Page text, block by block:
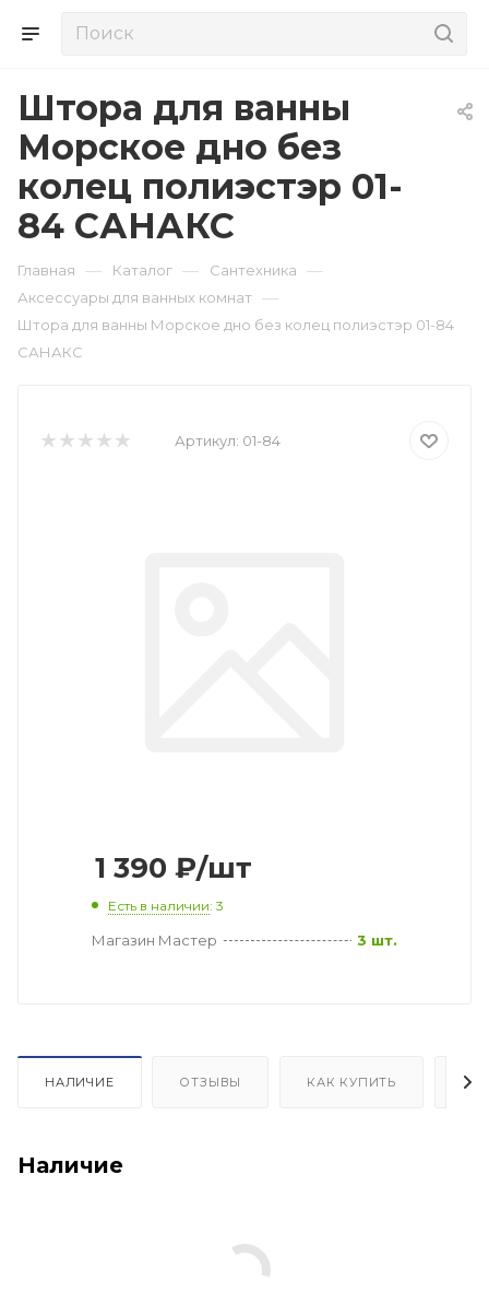
Штора для ванны
Морское дно без
колец полиэстэр 01-
84 САНАКС
Главная — Каталог — Сантехника —
Аксессуары для ванных комнат —
Штора для ванны Морское дно без колец полиэстэр 01-84
САНАКС
Артикул: 01-84
1 390 ₽/шт
Есть в наличии: 3
Магазин Мастер 3 шт.
НАЛИЧИЕ ОТЗЫВЫ КАК КУПИТЬ
Наличие